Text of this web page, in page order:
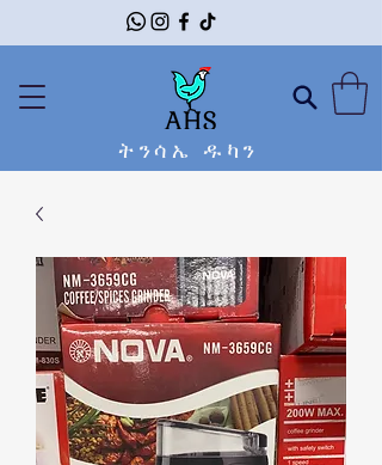
ትንሳኤ ዱካን